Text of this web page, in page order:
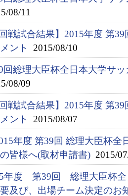
08/11
回戦試合結果】2015年度 第
ント
2015/08/10
回総理大臣杯全日本大学サ
08/09
回戦試合結果】2015年度 第
ント
2015/08/07
年度 第39回 総理大臣杯
皆様へ(取材申請書) 2015/
年度 第39回 総理大臣杯全
及び、出場チーム決定のお